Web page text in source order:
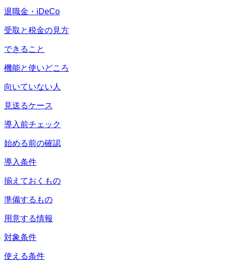
退職金・iDeCo
受取と税金の見方
できること
機能と使いどころ
向いていない人
見送るケース
導入前チェック
始める前の確認
導入条件
揃えておくもの
準備するもの
用意する情報
対象条件
使える条件